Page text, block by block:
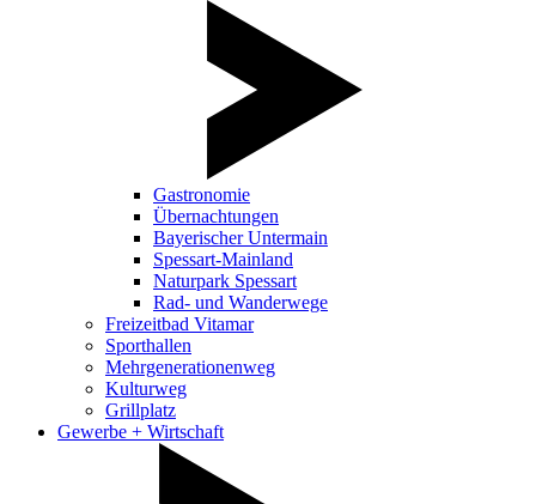
Gastronomie
Übernachtungen
Bayerischer Untermain
Spessart-Mainland
Naturpark Spessart
Rad- und Wanderwege
Freizeitbad Vitamar
Sporthallen
Mehrgenerationenweg
Kulturweg
Grillplatz
Gewerbe + Wirtschaft